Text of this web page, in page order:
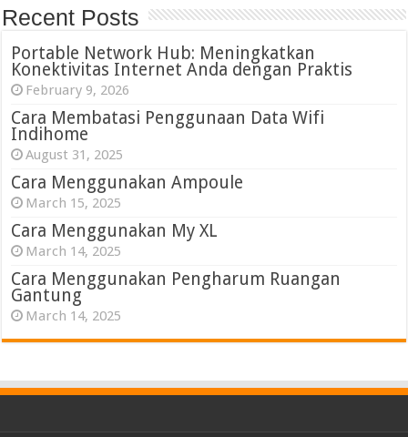
Recent Posts
Portable Network Hub: Meningkatkan
Konektivitas Internet Anda dengan Praktis
February 9, 2026
Cara Membatasi Penggunaan Data Wifi
Indihome
August 31, 2025
Cara Menggunakan Ampoule
March 15, 2025
Cara Menggunakan My XL
March 14, 2025
Cara Menggunakan Pengharum Ruangan
Gantung
March 14, 2025